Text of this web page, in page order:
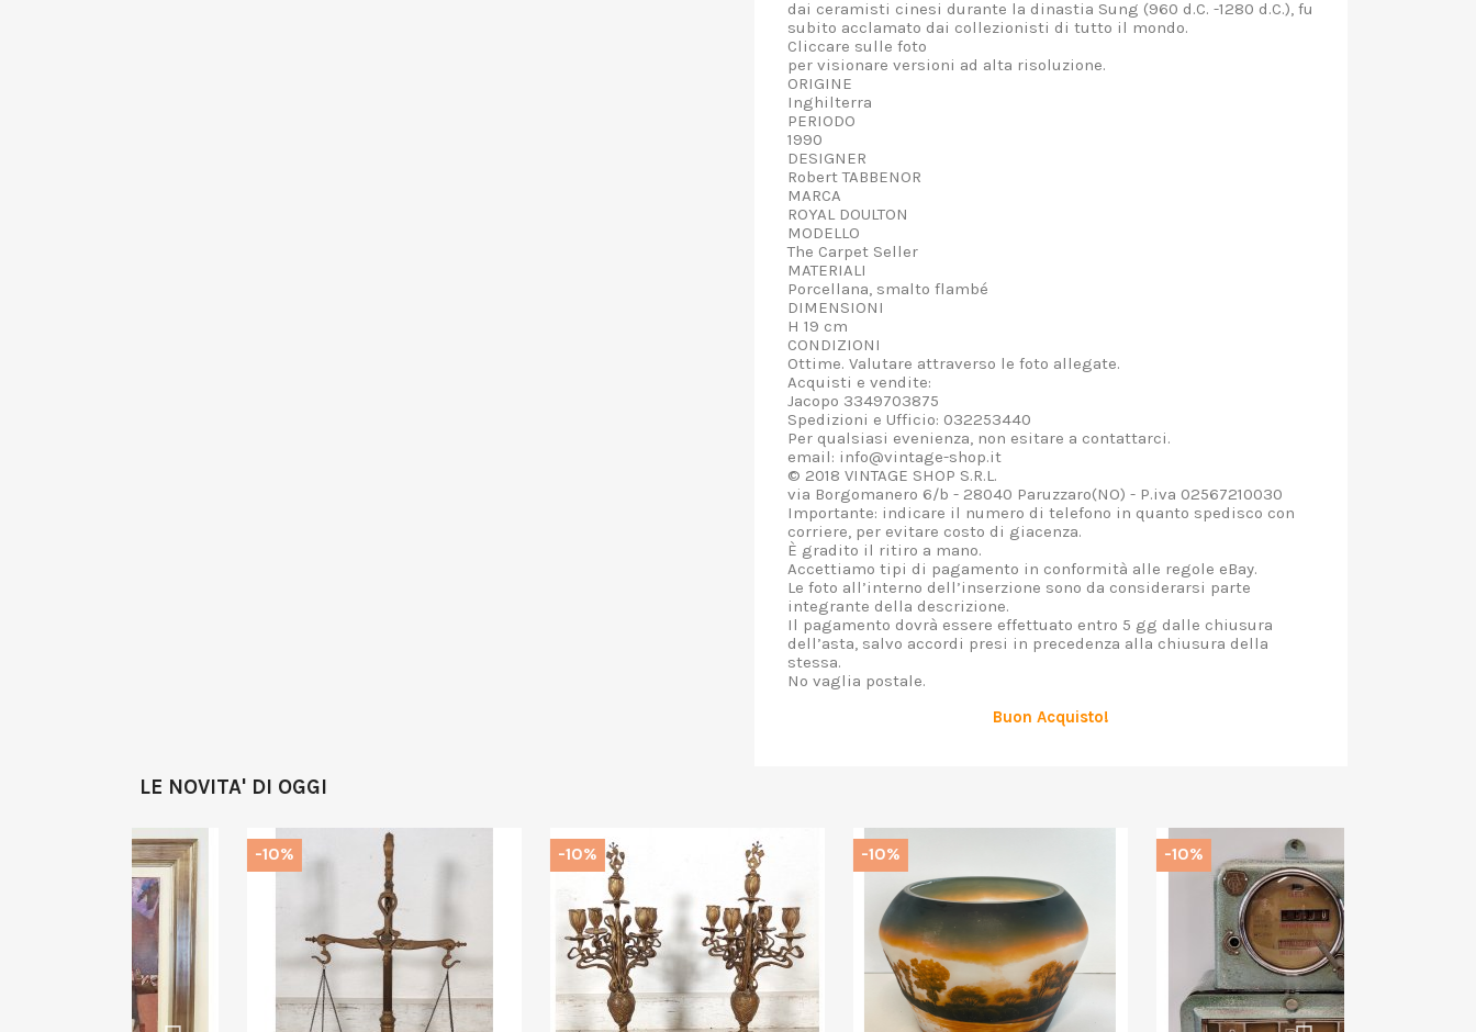
dai ceramisti cinesi durante la dinastia Sung (960 d.C. -1280 d.C.), fu
subito acclamato dai collezionisti di tutto il mondo.
Cliccare sulle foto
per visionare versioni ad alta risoluzione.
ORIGINE
Inghilterra
PERIODO
1990
DESIGNER
Robert TABBENOR
MARCA
ROYAL DOULTON
MODELLO
The Carpet Seller
MATERIALI
Porcellana, smalto flambé
DIMENSIONI
H 19 cm
CONDIZIONI
Ottime. Valutare attraverso le foto allegate.
Acquisti e vendite:
Jacopo 3349703875
Spedizioni e Ufficio: 032253440
Per qualsiasi evenienza, non esitare a contattarci.
email: info@vintage-shop.it
© 2018 VINTAGE SHOP S.R.L.
via Borgomanero 6/b - 28040 Paruzzaro(NO) - P.iva 02567210030
Importante: indicare il numero di telefono in quanto spedisco con
corriere, per evitare costo di giacenza.
È gradito il ritiro a mano.
Accettiamo tipi di pagamento in conformità alle regole eBay.
Le foto all’interno dell’inserzione sono da considerarsi parte
integrante della descrizione.
Il pagamento dovrà essere effettuato entro 5 gg dalle chiusura
dell’asta, salvo accordi presi in precedenza alla chiusura della
stessa.
No vaglia postale.
Buon Acquisto!
LE NOVITA' DI OGGI
-10% -10%